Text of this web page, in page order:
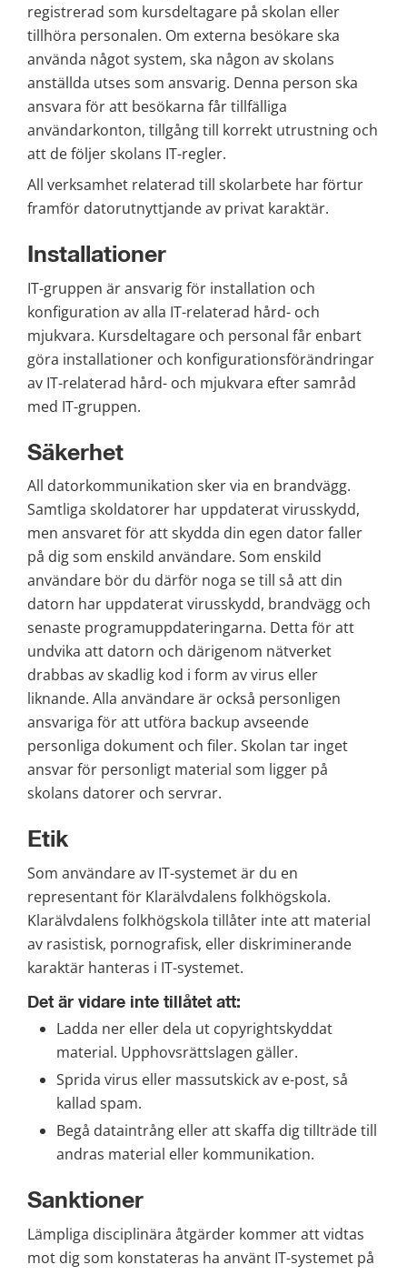
registrerad som kursdeltagare på skolan eller
tillhöra personalen. Om externa besökare ska
använda något system, ska någon av skolans
anställda utses som ansvarig. Denna person ska
ansvara för att besökarna får tillfälliga
användarkonton, tillgång till korrekt utrustning och
att de följer skolans IT-regler.
All verksamhet relaterad till skolarbete har förtur
framför datorutnyttjande av privat karaktär.
Installationer
IT-gruppen är ansvarig för installation och
konfiguration av alla IT-relaterad hård- och
mjukvara. Kursdeltagare och personal får enbart
göra installationer och konfigurationsförändringar
av IT-relaterad hård- och mjukvara efter samråd
med IT-gruppen.
Säkerhet
All datorkommunikation sker via en brandvägg.
Samtliga skoldatorer har uppdaterat virusskydd,
men ansvaret för att skydda din egen dator faller
på dig som enskild användare. Som enskild
användare bör du därför noga se till så att din
datorn har uppdaterat virusskydd, brandvägg och
senaste programuppdateringarna. Detta för att
undvika att datorn och därigenom nätverket
drabbas av skadlig kod i form av virus eller
liknande. Alla användare är också personligen
ansvariga för att utföra backup avseende
personliga dokument och filer. Skolan tar inget
ansvar för personligt material som ligger på
skolans datorer och servrar.
Etik
Som användare av IT-systemet är du en
representant för Klarälvdalens folkhögskola.
Klarälvdalens folkhögskola tillåter inte att material
av rasistisk, pornografisk, eller diskriminerande
karaktär hanteras i IT-systemet.
Det är vidare inte tillåtet att:
Ladda ner eller dela ut copyrightskyddat
material. Upphovsrättslagen gäller.
Sprida virus eller massutskick av e-post, så
kallad spam.
Begå dataintrång eller att skaffa dig tillträde till
andras material eller kommunikation.
Sanktioner
Lämpliga disciplinära åtgärder kommer att vidtas
mot dig som konstateras ha använt IT-systemet på